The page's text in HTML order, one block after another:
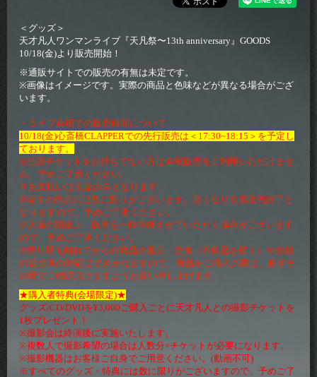
＜グッズ＞
天才凡人ワンマンライブ『天凡祭〜13th anniversary』GOODS
10/18(金)より販売開始！
※通販サイトでの販売の有無は未定です。
※画像はイメージです。実際の商品と色味などが異なる場合がござ
います。
・ライブ会場での販売時間について
10/18(金)心斎橋CLAPPERでの先行販売は＜17:30~18:15＞を予定し
ております。
※公演チケットをお持ちでない方は会場販売をご利用いただけませ
ん。予めご了承ください。
※お支払いは現金のみとなります。
※全ての商品には数に限りがございます。無くなり次第販売終了と
なりますので、予めご了承ください。
※入場の関係上、販売を一時中断させていただく場合がございます
ので、予めご了承ください。
※売り場を離れてからの商品の返品・交換（不良品を除く）や金銭
の返金等の対応はできかねますので、商品をご購入の際は、必ずそ
の場でご確認頂けますようお願い申し上げます。
★購入者特典(会場限定)★
グッズ/CD/DVDを¥3,000ご購入ごとに天才凡人との撮影チケットを
1枚プレゼント！
※撮影会は終演後に実施いたします。
※複数人で撮影希望の場合は人数分×チケットが必要になります。
※撮影機器はお客様ご自身でご用意ください。(動画不可)
※すべてのグッズ・特典には数に限りがございますので、予めご了